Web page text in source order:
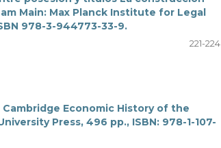
Main: Max Planck Institute for Legal
978-3-944773-33-9.
221-224
Cambridge Economic History of the
Press, 496 pp., ISBN: 978-1-107-